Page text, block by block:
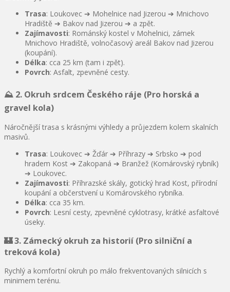
Trasa: Loukovec ➔ Mohelnice nad Jizerou ➔ Mnichovo
Hradiště ➔ Bakov nad Jizerou ➔ a zpět.
Zajímavosti: Románský kostel v Mohelnici, zámek
Mnichovo Hradiště, volnočasový areál Bakov nad Jizerou
(koupání).
Délka: cca 25 km (tam i zpět).
Povrch: Asfalt, zpevněné cesty.
⛰️ 2. Okruh srdcem Českého ráje (Pro horská a
gravel kola)
Náročnější trasa s krásnými výhledy a průjezdem kolem skalních
masivů.
Trasa: Loukovec ➔ Žďár ➔ Příhrazy ➔ Srbsko ➔ pod
hradem Kost ➔ Zakopaná ➔ Branžež (Komárovský rybník)
➔ Loukovec.
Zajímavosti: Příhrazské skály, gotický hrad Kost, přírodní
koupání a občerstvení u Komárovského rybníka.
Délka: cca 35 km.
Povrch: Lesní cesty, zpevněné cyklotrasy, krátké asfaltové
úseky.
🏰 3. Zámecký okruh za historií (Pro silniční a
treková kola)
Rychlý a komfortní okruh po málo frekventovaných silnicích s
minimem terénu.